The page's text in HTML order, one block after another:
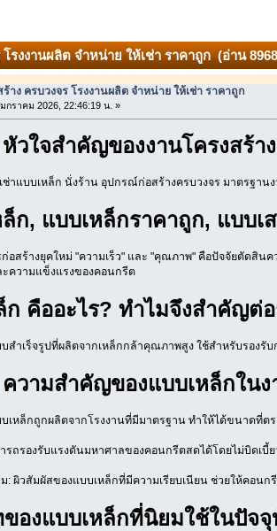
รงงานผลิต จำหน่าย ให้เช่า ราคาถูก (อ่าน
าง ครบวงจร โรงงานผลิต จำหน่าย ให้เช่า ราคาถูก
กราคม 2026, 22:46:19 น. »
หัวใจสำคัญของงานโครงสร้า
ช่าแบบเหล็ก นั่งร้าน อุปกรณ์ก่อสร้างครบวงจร มาตรฐา
ล็ก, แบบเหล็กราคาถูก, แบบ
อสร้างยุคใหม่ "ความเร็ว" และ "คุณภาพ" คือปัจจัยตัดสิน
ความแข็งแรงของคอนกรีต
ก คืออะไร? ทำไมจึงสำคัญต่
สำเร็จรูปที่ผลิตจากเหล็กกล้าคุณภาพสูง ใช้สำหรับรอง
วามสำคัญของแบบเหล็กในง
เหล็กถูกผลิตจากโรงงานที่มีมาตรฐาน ทำให้ได้ขนาดที่ต
รถรองรับแรงดันมหาศาลของคอนกรีตสดได้โดยไม่บิดเบี้
: ผิวสัมผัสของแบบเหล็กที่มีความเรียบเนียน ช่วยให้คอนก
ของแบบเหล็กที่นิยมใช้ในปัจ